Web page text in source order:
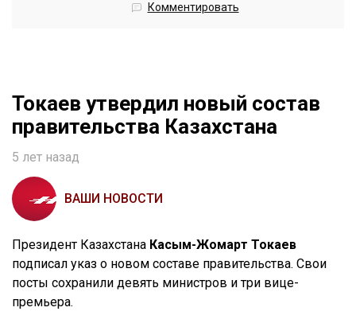
Комментировать
Токаев утвердил новый состав
правительства Казахстана
5 лет назад
ВАШИ НОВОСТИ
Президент Казахстана Касым-Жомарт Токаев
подписал указ о новом составе правительства. Свои
посты сохранили девять министров и три вице-
премьера.